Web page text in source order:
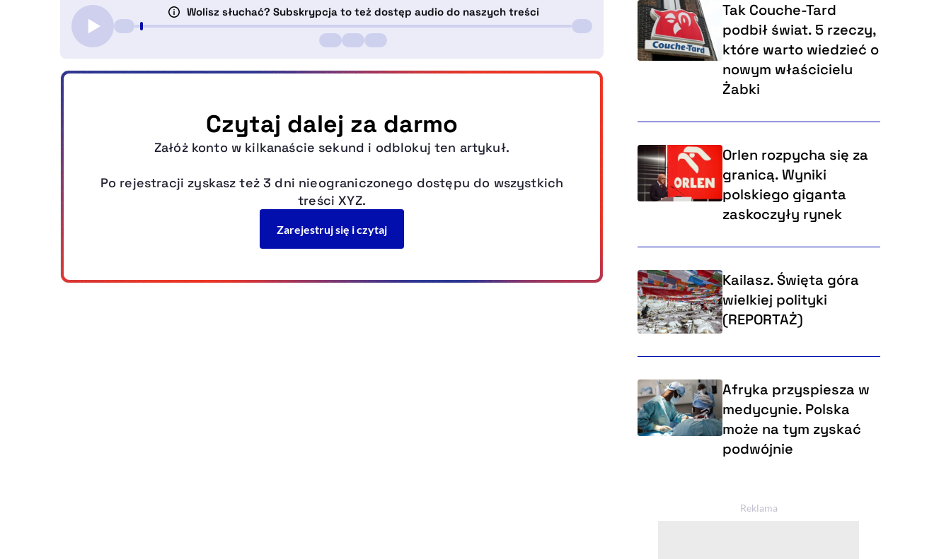
Tak Couche-Tard
podbił świat. 5 rzeczy,
które warto wiedzieć o
nowym właścicielu
Żabki
Orlen rozpycha się za
granicą. Wyniki
polskiego giganta
zaskoczyły rynek
Kailasz. Święta góra
wielkiej polityki
(REPORTAŻ)
Afryka przyspiesza w
medycynie. Polska
może na tym zyskać
podwójnie